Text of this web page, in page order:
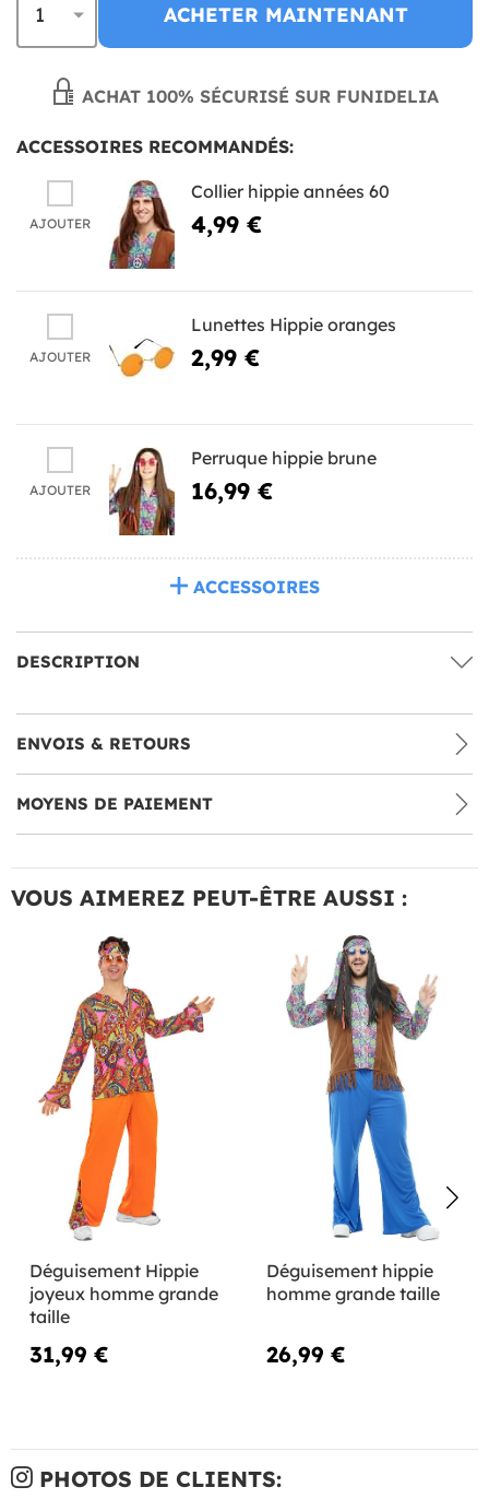
ACHETER MAINTENANT
ACHAT 100% SÉCURISÉ SUR FUNIDELIA
ACCESSOIRES RECOMMANDÉS:
AJOUTER
Collier hippie années 60
4,99 €
AJOUTER
Lunettes Hippie oranges
2,99 €
AJOUTER
Perruque hippie brune
16,99 €
ACCESSOIRES
DESCRIPTION
ENVOIS & RETOURS
MOYENS DE PAIEMENT
VOUS AIMEREZ PEUT-ÊTRE AUSSI :
Déguisement Hippie
joyeux homme grande
taille
31,99 €
Déguisement hippie
homme grande taille
26,99 €
PHOTOS DE CLIENTS: